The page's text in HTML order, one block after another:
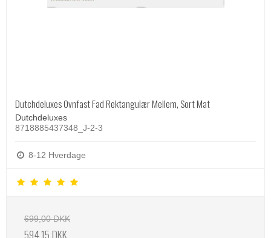
Dutchdeluxes Ovnfast Fad Rektangulær Mellem, Sort Mat
Dutchdeluxes
8718885437348_J-2-3
8-12 Hverdage
699,00 DKK
594,15 DKK